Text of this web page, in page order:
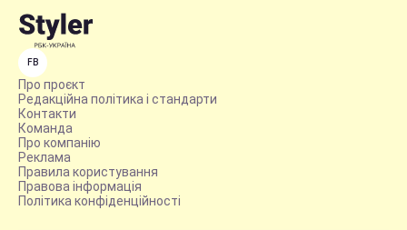
FB
Про проєкт
Редакційна політика і стандарти
Контакти
Команда
Про компанію
Реклама
Правила користування
Правова інформація
Політика конфіденційності